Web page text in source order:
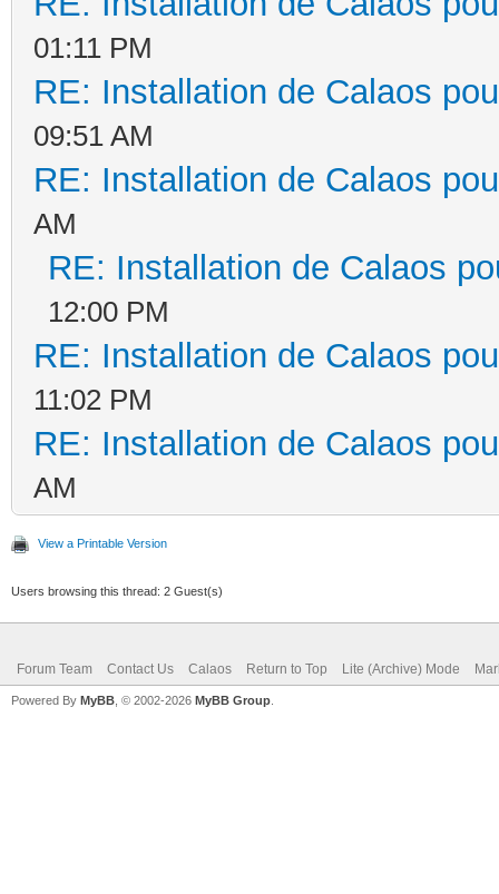
01:11 PM
RE: Installation de Calaos
09:51 AM
RE: Installation de Calaos
AM
RE: Installation de Calaos
12:00 PM
RE: Installation de Calaos
11:02 PM
RE: Installation de Calaos
AM
View a Printable Version
Users browsing this thread: 2 Guest(s)
Forum Team Contact Us Calaos Return to Top Lite (Archive) Mode
Powered By MyBB , © 2002-2026 MyBB Group